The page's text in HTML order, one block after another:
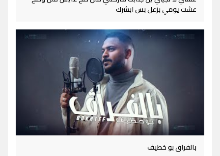
عشت يومي بزعل بس ابشرك
بالفراق بو خطيف